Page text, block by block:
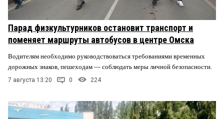
Парад физкультурников остановит транспорт и
поменяет маршруты автобусов в центре Омска
Водителям необходимо руководствоваться требованиями временных
дорожных знаков, пешеходам — соблюдать меры личной безопасности.
7 августа 13:20 0 224